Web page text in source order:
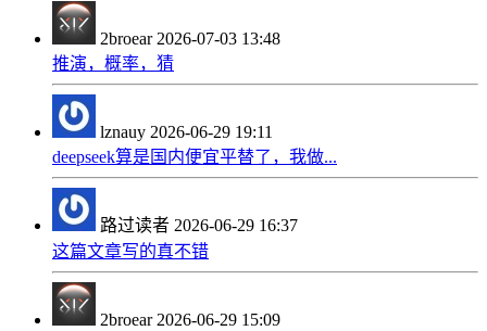
2broear 2026-07-03 13:48
推演，概率，猜
lznauy 2026-06-29 19:11
deepseek算是国内便宜平替了，我做...
路过读者 2026-06-29 16:37
这篇文章写的真不错
2broear 2026-06-29 15:09